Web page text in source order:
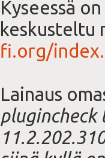
Kyseessä
keskusteltu
fi.org/
Lainaus
plugincheck